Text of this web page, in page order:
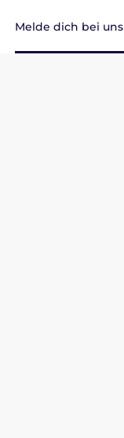
Melde dich bei uns